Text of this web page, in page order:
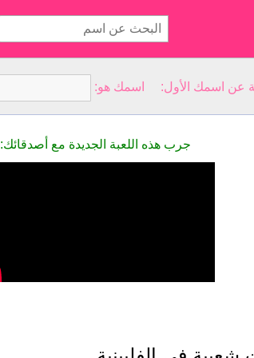
جرب هذه اللعبة الجديدة مع أصدقائك: